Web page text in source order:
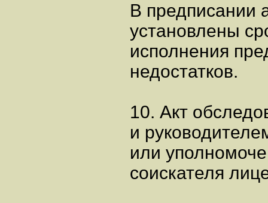
В предписании
установлены
исполнения
недостатков.
10. Акт
и
или
соискателя